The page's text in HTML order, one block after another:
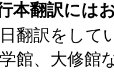
本翻訳には
翻訳をして
館、大修館